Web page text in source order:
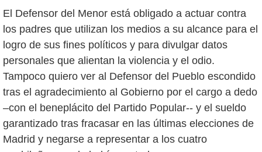
El Defensor del Menor está obligado a actuar contra
los padres que utilizan los medios a su alcance para el
logro de sus fines políticos y para divulgar datos
personales que alientan la violencia y el odio.
Tampoco quiero ver al Defensor del Pueblo escondido
tras el agradecimiento al Gobierno por el cargo a dedo
–con el beneplácito del Partido Popular-- y el sueldo
garantizado tras fracasar en las últimas elecciones de
Madrid y negarse a representar a los cuatro